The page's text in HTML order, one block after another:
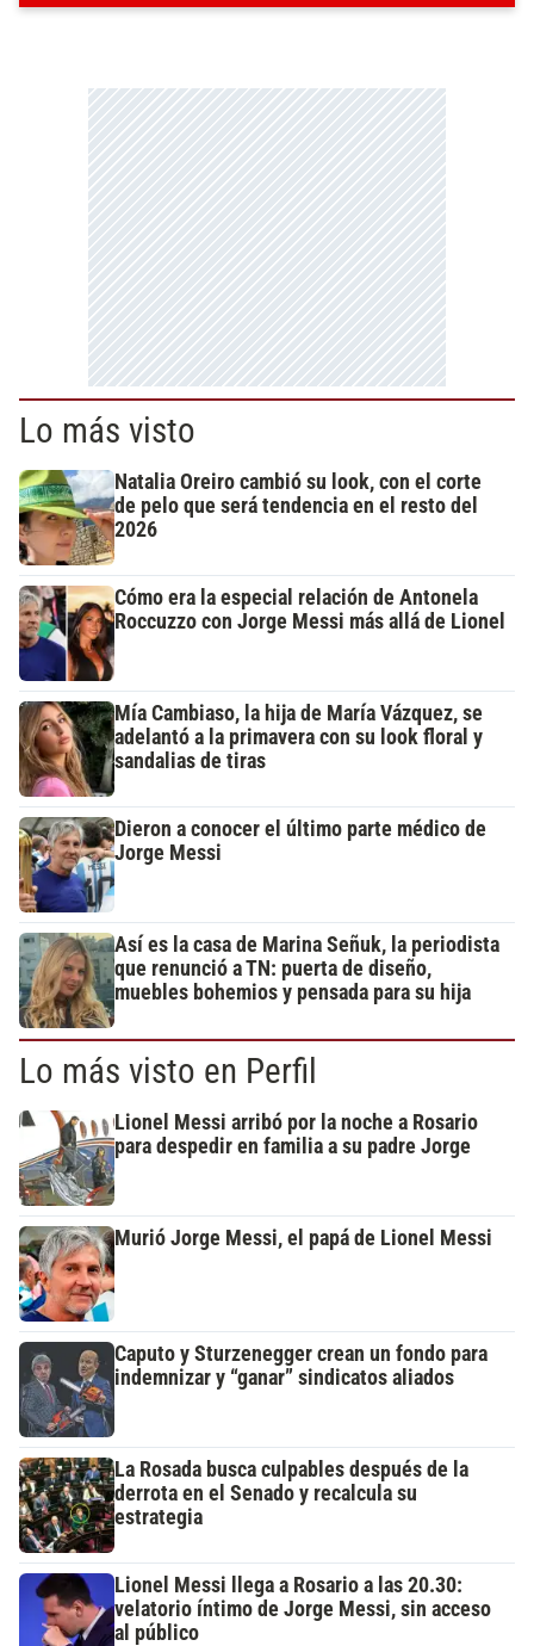
Lo más visto
Natalia Oreiro cambió su look, con el corte
de pelo que será tendencia en el resto del
2026
Cómo era la especial relación de Antonela
Roccuzzo con Jorge Messi más allá de Lionel
Mía Cambiaso, la hija de María Vázquez, se
adelantó a la primavera con su look floral y
sandalias de tiras
Dieron a conocer el último parte médico de
Jorge Messi
Así es la casa de Marina Señuk, la periodista
que renunció a TN: puerta de diseño,
muebles bohemios y pensada para su hija
Lo más visto en Perfil
Lionel Messi arribó por la noche a Rosario
para despedir en familia a su padre Jorge
Murió Jorge Messi, el papá de Lionel Messi
Caputo y Sturzenegger crean un fondo para
indemnizar y “ganar” sindicatos aliados
La Rosada busca culpables después de la
derrota en el Senado y recalcula su
estrategia
Lionel Messi llega a Rosario a las 20.30:
velatorio íntimo de Jorge Messi, sin acceso
al público